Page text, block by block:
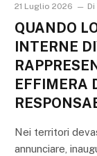
21 Luglio 2026 Di
QUANDO
INTERNE
EFFIMERA
Nei territori
annunciare,